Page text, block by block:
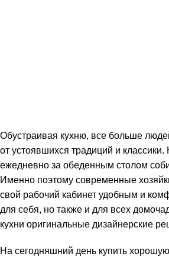
Обустраивая кухню, все больше
от устоявшихся традиций и классики.
ежедневно за обеденным столом
Именно поэтому современные
свой рабочий кабинет удобным и
для себя, но также и для всех
кухни оригинальные дизайнерские
На сегодняшний день купить